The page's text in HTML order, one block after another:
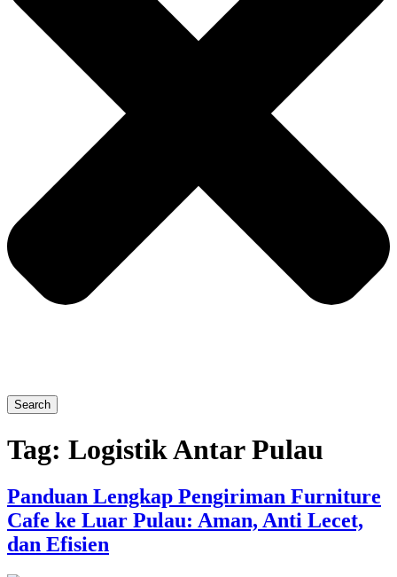
Search
Tag: Logistik Antar Pulau
Panduan Lengkap Pengiriman Furniture
Cafe ke Luar Pulau: Aman, Anti Lecet,
dan Efisien